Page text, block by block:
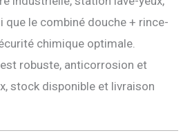
que le combiné douche + rince-
chimique optimale.
robuste, anticorrosion et
stock disponible et livraison